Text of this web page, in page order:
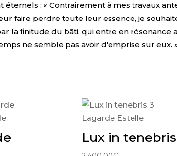
éternels : « Contrairement à mes travaux
faire perdre toute leur essence, je
la finitude du bâti, qui entre en
ne semble pas avoir d'emprise sur eux. »
Lagarde Estelle
Lux in